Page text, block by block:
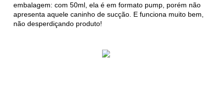
embalagem: com 50ml, ela é em formato pump, porém não
apresenta aquele caninho de sucção. E funciona muito bem,
não desperdiçando produto!